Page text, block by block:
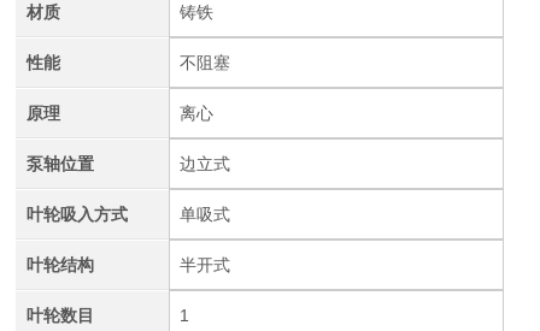
材质 铸铁
性能 不阻塞
原理 离心
泵轴位置 边立式
叶轮吸入方式 单吸式
叶轮结构 半开式
叶轮数目 1